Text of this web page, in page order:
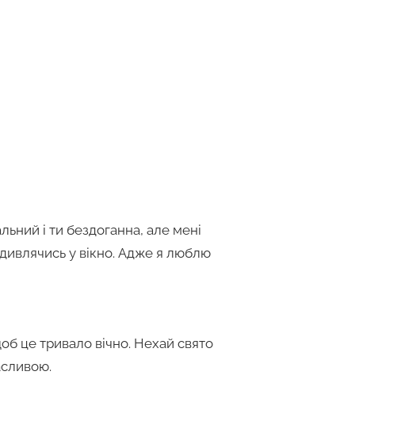
і ти бездоганна, але мені
у вікно. Адже я люблю
це тривало вічно. Нехай свято